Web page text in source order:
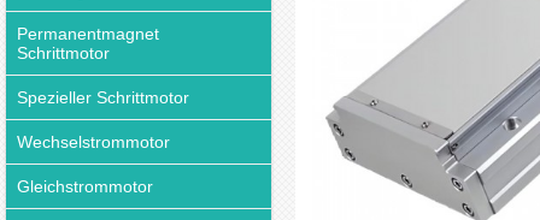
Permanentmagnet
Schrittmotor
Spezieller Schrittmotor
Wechselstrommotor
Gleichstrommotor